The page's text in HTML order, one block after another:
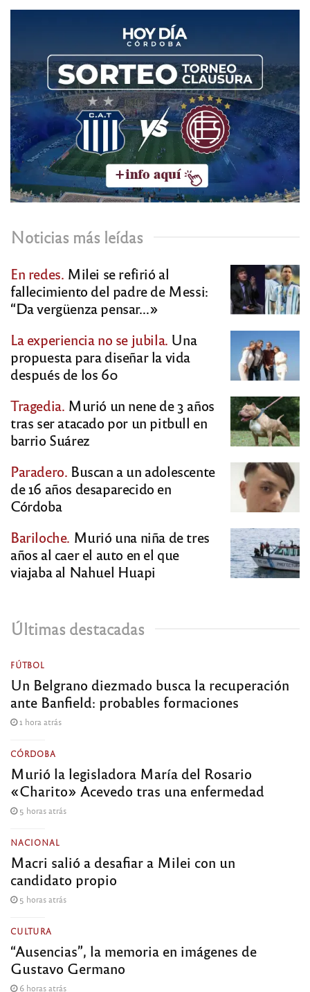
Noticias más leídas
En redes. Milei se refirió al
fallecimiento del padre de Messi:
“Da vergüenza pensar…»
La experiencia no se jubila. Una
propuesta para diseñar la vida
después de los 60
Tragedia. Murió un nene de 3 años
tras ser atacado por un pitbull en
barrio Suárez
Paradero. Buscan a un adolescente
de 16 años desaparecido en
Córdoba
Bariloche. Murió una niña de tres
años al caer el auto en el que
viajaba al Nahuel Huapi
Últimas destacadas
FÚTBOL
Un Belgrano diezmado busca la recuperación
ante Banfield: probables formaciones
1 hora atrás
CÓRDOBA
Murió la legisladora María del Rosario
«Charito» Acevedo tras una enfermedad
5 horas atrás
NACIONAL
Macri salió a desafiar a Milei con un
candidato propio
5 horas atrás
CULTURA
“Ausencias”, la memoria en imágenes de
Gustavo Germano
6 horas atrás